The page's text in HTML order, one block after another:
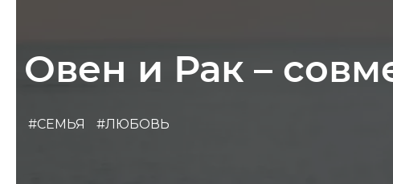
Овен и Рак –
#СЕМЬЯ #ЛЮБОВЬ